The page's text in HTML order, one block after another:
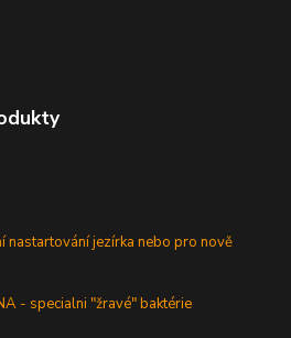
jezírka nebo pro nově
- specialni "žravé" baktérie